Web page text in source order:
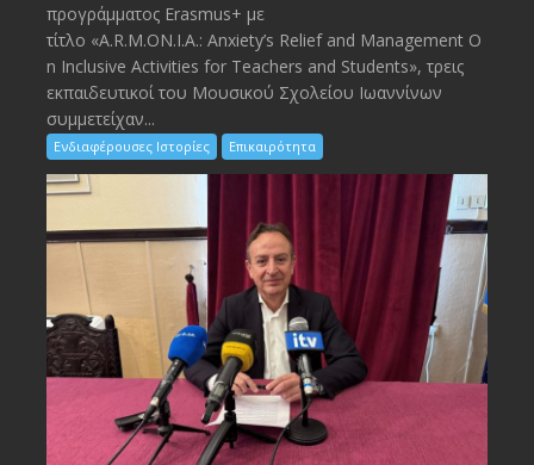
προγράμματος Erasmus+ με
τίτλο «A.R.M.ON.I.A.: Anxiety’s Relief and Management O
n Inclusive Activities for Teachers and Students», τρεις
εκπαιδευτικοί του Μουσικού Σχολείου Ιωαννίνων
συμμετείχαν...
Ενδιαφέρουσες Ιστορίες Επικαιρότητα